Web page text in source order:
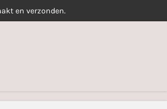
en verzonden.